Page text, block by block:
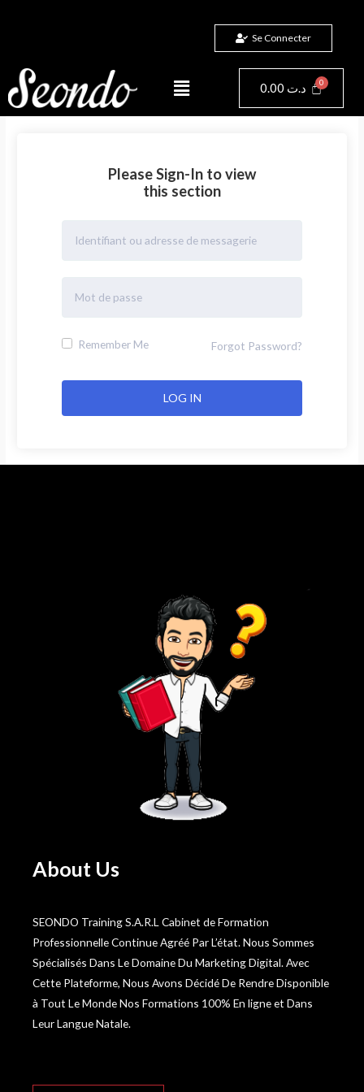
Se Connecter
Menu 0.00 د.ت Panier
Please Sign-In to view
this section
Remember Me Forgot Password?
About Us
SEONDO Training S.A.R.L Cabinet de Formation
Professionnelle Continue Agréé Par L’état. Nous Sommes
Spécialisés Dans Le Domaine Du Marketing Digital. Avec
Cette Plateforme, Nous Avons Décidé De Rendre Disponible
à Tout Le Monde Nos Formations 100% En ligne et Dans
Leur Langue Natale.